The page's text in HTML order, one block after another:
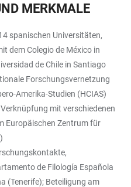
MERKMALE
spanischen Universitäten,
dem Colegio de México in
de Chile in Santiago
Forschungsvernetzung
Amerika-Studien (HCIAS)
mit verschiedenen
Europäischen Zentrum für
de Filología Española
(Tenerife); Beteiligung am